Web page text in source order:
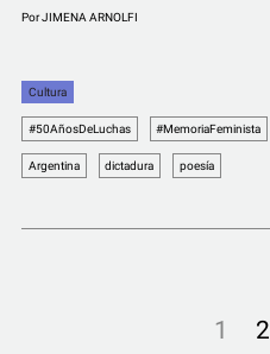
PorJIMENA ARNOLFI
Cultura
#50AñosDeLuchas #MemoriaFeminista
Argentina dictadura poesía
1 2